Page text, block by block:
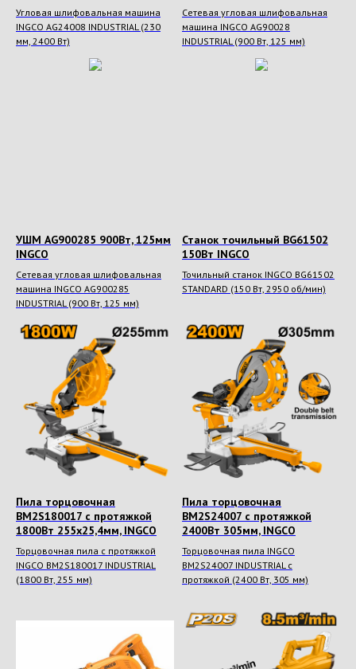
Угловая шлифовальная машина
INGCO AG24008 INDUSTRIAL (230
мм, 2400 Вт)
Сетевая угловая шлифовальная
машина INGCO AG90028
INDUSTRIAL (900 Вт, 125 мм)
УШМ AG900285 900Вт, 125мм
INGCO
Сетевая угловая шлифовальная
машина INGCO AG900285
INDUSTRIAL (900 Вт, 125 мм)
Станок точильный BG61502
150Вт INGCO
Точильный станок INGCO BG61502
STANDARD (150 Вт, 2950 об/мин)
Пила торцовочная
BM2S180017 с протяжкой
1800Вт 255х25,4мм, INGCO
Торцовочная пила с протяжкой
INGCO BM2S180017 INDUSTRIAL
(1800 Вт, 255 мм)
Пила торцовочная
BM2S24007 с протяжкой
2400Вт 305мм, INGCO
Торцовочная пила INGCO
BM2S24007 INDUSTRIAL с
протяжкой (2400 Вт, 305 мм)